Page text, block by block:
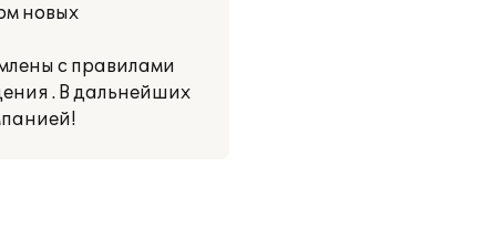
новых
с правилами
. В дальнейших